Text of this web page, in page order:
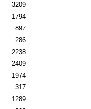
3209
1794
897
286
2238
2409
1974
317
1289